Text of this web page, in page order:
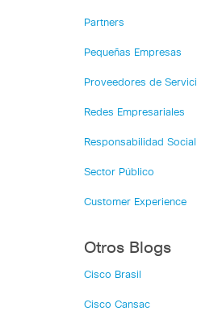
Partners
Pequeñas Empresas
Proveedores de
Redes Empresariales
Responsabilidad Social
Sector Público
Customer Experience
Otros Blogs
Cisco Brasil
Cisco Cansac